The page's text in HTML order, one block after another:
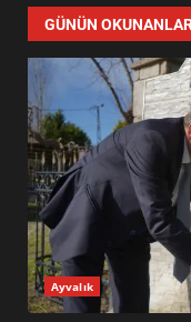
6
7
GÜNÜN
Ayvalık